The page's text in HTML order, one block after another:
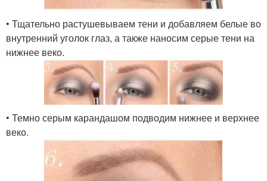
• Тщательно растушевываем тени и добавляем белые во
внутренний уголок глаз, а также наносим серые тени на
нижнее веко.
• Темно серым карандашом подводим нижнее и верхнее
веко.